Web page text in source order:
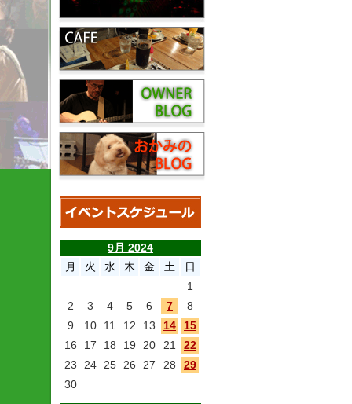
9月 2024
月
火 水 木 金 土
日
1
2
3 4 5 6 7
8
9
10 11 12 13 14
15
16
17 18 19 20 21
22
23
24 25 26 27 28
29
30